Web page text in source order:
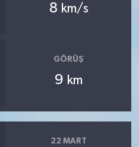
8 km/s
GÖRÜŞ
9 km
22 MART